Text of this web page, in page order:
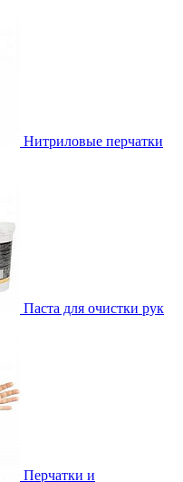
Нитриловые перчатки
Паста для очистки рук
Перчатки и